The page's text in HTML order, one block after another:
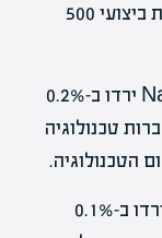
המדדים החשובים ביותר בעולם, המייצג את ביצועי 500
גם החוזים העתידיים על מדד Nasdaq 100 ירדו ב-0.2%
חברות טכנולוגיה
הטכנולוגיה.
החוזים העתידיים על מדד Dow Jones ירדו ב-0.1%